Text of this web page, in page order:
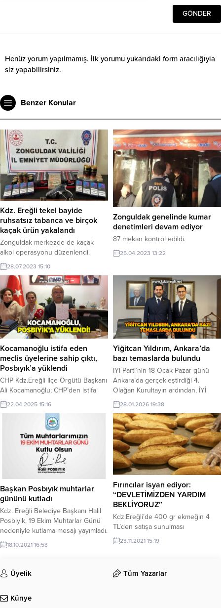
Henüz yorum yapılmamış. İlk yorumu yukarıdaki form aracılığıyla
siz yapabilirsiniz.
Benzer Konular
Kdz. Ereğli tekel bayide
ruhsatsız tabanca ve birçok
kaçak ürün yakalandı
Zonguldak merkezde de kaçak
alkol operasyonu düzenlendi.
28.07.2023 15:10
Zonguldak genelinde kumar
denetimleri devam ediyor
87 mekan kontrol edildi.
25.04.2023 13:22
Kocamanoğlu istifa eden
meclis üyelerine sahip çıktı,
Posbıyık’a yüklendi
CHP Kdz.Ereğli İlçe Örgütü Başkanı
Ali Kocamanoğlu; CHP’den istifa
eden meclis üyelerine sahip çıktı.
Kdz.Ereğli Belediye Başkanı Halil
Posbıyık’a yüklendi.
22.04.2025 15:16
Yiğitcan Yıldırım, Ankara’da
bazı temaslarda bulundu
İYİ Parti’nin 18 Ocak Pazar günü
Ankara’da gerçekleştirdiği 4.
Olağan Kurultayın ardından, İYİ
Parti Zonguldak İl Gençlik Kolları
Başkanı Yiğitcan Yıldırım, başkentte
bir dizi temas ve ziyarette bulundu.
28.01.2026 19:38
Başkan Posbıyık muhtarlar
gününü kutladı
Kdz. Ereğli Belediye Başkanı Halil
Posbıyık, 19 Ekim Muhtarlar Günü
nedeniyle kutlama mesajı yayımladı.
18.10.2021 16:53
Fırıncılar isyan ediyor:
“DEVLETİMİZDEN YARDIM
BEKLİYORUZ”
Kdz.Ereğli’de 400 gr ekmeğin 4
TL’den satışa sunulması
haberlerinin medya yansımasının
ardından Kdz.Ereğli’de faaliyet
karşılayamadıklarını belirtti. Fırıncılar
23.11.2021 15:19
Üyelik Tüm Yazarlar
Künye